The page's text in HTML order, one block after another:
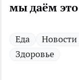
мы даём
Еда Новости
Здоровье